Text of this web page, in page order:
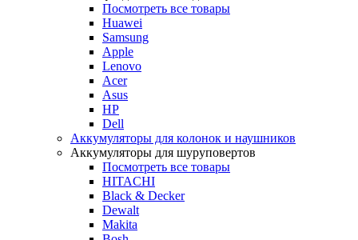
Посмотреть все товары
Huawei
Samsung
Apple
Lenovo
Acer
Asus
HP
Dell
Аккумуляторы для колонок и наушников
Аккумуляторы для шуруповертов
Посмотреть все товары
HITACHI
Black & Decker
Dewalt
Makita